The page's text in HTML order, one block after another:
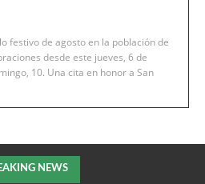
festivo de agosto en la población de
desde este jueves, 6 de
10. Una cita en honor a San
NEWS